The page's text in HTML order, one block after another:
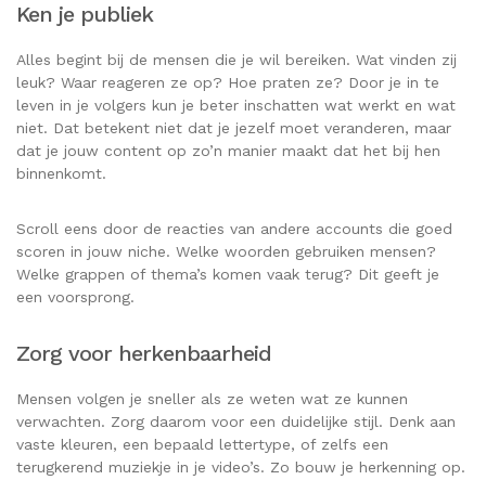
Ken je publiek
Alles begint bij de mensen die je wil bereiken. Wat vinden zij
leuk? Waar reageren ze op? Hoe praten ze? Door je in te
leven in je volgers kun je beter inschatten wat werkt en wat
niet. Dat betekent niet dat je jezelf moet veranderen, maar
dat je jouw content op zo’n manier maakt dat het bij hen
binnenkomt.
Scroll eens door de reacties van andere accounts die goed
scoren in jouw niche. Welke woorden gebruiken mensen?
Welke grappen of thema’s komen vaak terug? Dit geeft je
een voorsprong.
Zorg voor herkenbaarheid
Mensen volgen je sneller als ze weten wat ze kunnen
verwachten. Zorg daarom voor een duidelijke stijl. Denk aan
vaste kleuren, een bepaald lettertype, of zelfs een
terugkerend muziekje in je video’s. Zo bouw je herkenning op.